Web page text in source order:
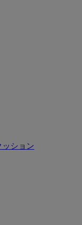
ッション